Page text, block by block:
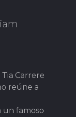
Carrere
reúne a
un famoso